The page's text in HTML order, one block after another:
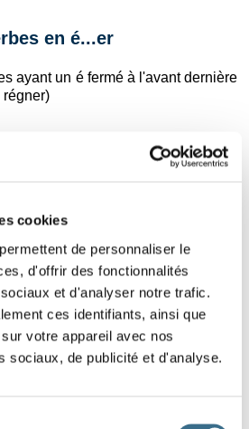
cookies
de personnaliser le
d'offrir des fonctionnalités
et d'analyser notre trafic.
ces identifiants, ainsi que
votre appareil avec nos
sociaux, de publicité et d'analyse.
en é...er
ayant un é fermé à l'avant dernière
régner)
RÉPÉTER